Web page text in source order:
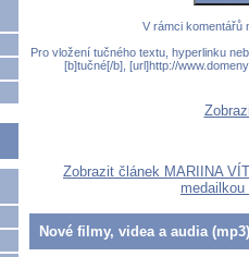
V rámci komentářů
Pro vložení tučného textu, hyperlinku
[b]tučné[/b], [url]http://
Zobrazit článek MARIINA
Nové filmy, videa a audia